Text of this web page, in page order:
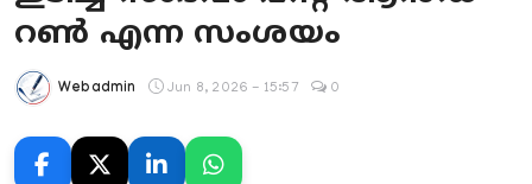
Europe News
National
Kerala News
റൺ എന്ന സംശയം
Webadmin Jun 8, 2026 - 15:57 0